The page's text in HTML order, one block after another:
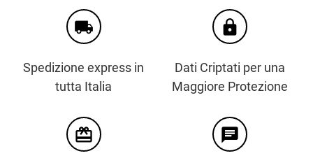
local_shipping
Spedizione express in
tutta Italia
https
Dati Criptati per una
Maggiore Protezione
card_giftcard chat